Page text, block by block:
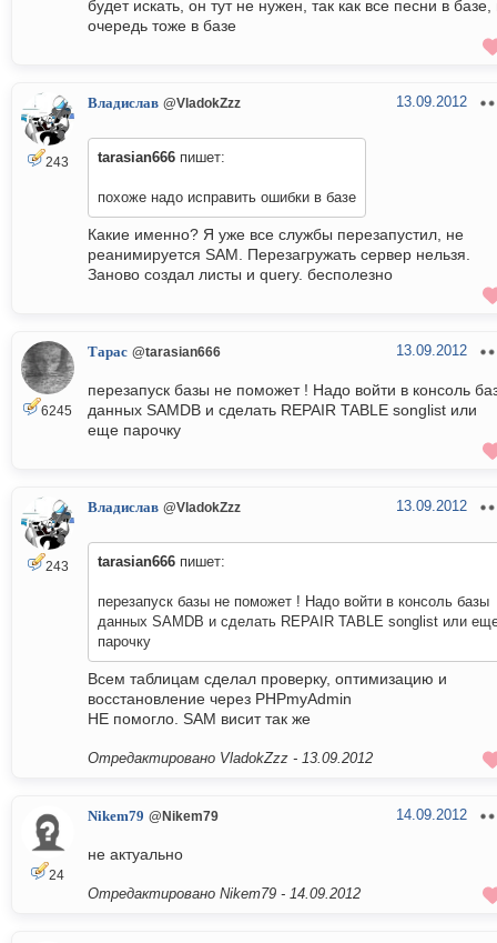
будет искать, он тут не нужен, так как все песни в базе,
очередь тоже в базе
243
Владислав @VladokZzz 13.09.2012
tarasian666 пишет:
похоже надо исправить ошибки в базе
Какие именно? Я уже все службы перезапустил, не
реанимируется SAM. Перезагружать сервер нельзя.
Заново создал листы и query. бесполезно
6245
Тарас @tarasian666 13.09.2012
перезапуск базы не поможет ! Надо войти в консоль
данных SAMDB и сделать REPAIR TABLE songlist или
еще парочку
243
Владислав @VladokZzz 13.09.2012
tarasian666 пишет:
перезапуск базы не поможет ! Надо войти в консоль базы
данных SAMDB и сделать REPAIR TABLE songlist или
парочку
Всем таблицам сделал проверку, оптимизацию и
восстановление через PHPmyAdmin
НЕ помогло. SAM висит так же
Отредактировано VladokZzz - 13.09.2012
24
Nikem79 @Nikem79 14.09.2012
не актуально
Отредактировано Nikem79 - 14.09.2012